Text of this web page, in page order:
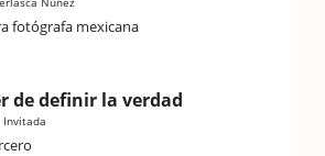
fotógrafa mexicana
de definir la verdad
Invitada